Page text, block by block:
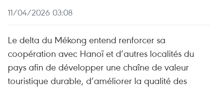
11/04/2026 03:08
Le delta du Mékong entend renforcer sa
coopération avec Hanoï et d’autres localités du
pays afin de développer une chaîne de valeur
touristique durable, d’améliorer la qualité des